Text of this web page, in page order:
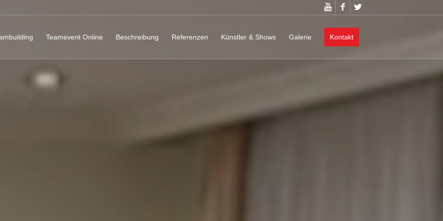
Teamevent Online Beschreibung Referenzen Künstler & Shows Galerie Kontakt